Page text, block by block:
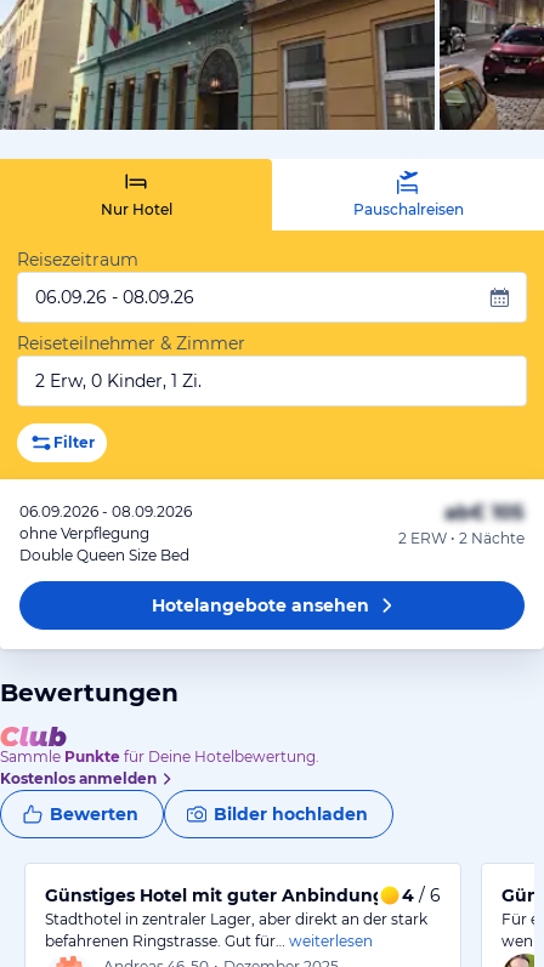
von
Nur Hotel Pauschalreisen
Reisezeitraum
06.09.26 - 08.09.26
Reiseteilnehmer & Zimmer
2 Erw, 0 Kinder, 1 Zi.
Filter
06.09.2026 - 08.09.2026
ohne Verpflegung
Double Queen Size Bed
ab€ 105
2 ERW • 2 Nächte
Hotelangeboteansehen
Bewertungen
Sammle Punkte für Deine Hotelbewertung.
Kostenlos anmelden
Bewerten Bilder hochladen
Günstiges Hotel mit guter Anbindung an öffentliche
4 / 6
Stadthotel in zentraler Lager, aber direkt an der stark
befahrenen Ringstrasse. Gut für…
weiterlesen
Für